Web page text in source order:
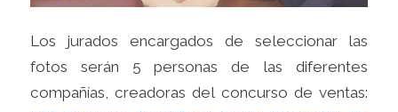
Los jurados encargados de seleccionar las
fotos serán 5 personas de las diferentes
compañías, creadoras del concurso de ventas: